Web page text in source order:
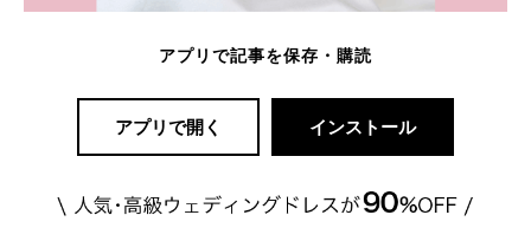
アプリで記事を保存・購読
アプリで開く インストール